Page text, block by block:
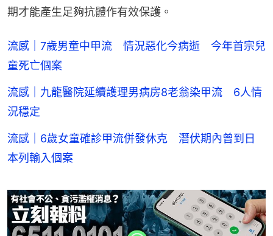
期才能產生足夠抗體作有效保護。
流感｜7歲男童中甲流 情況惡化今病逝 今年首宗兒
童死亡個案
流感｜九龍醫院延續護理男病房8老翁染甲流 6人情
況穩定
流感｜6歲女童確診甲流併發休克 潛伏期內曾到日
本列輸入個案